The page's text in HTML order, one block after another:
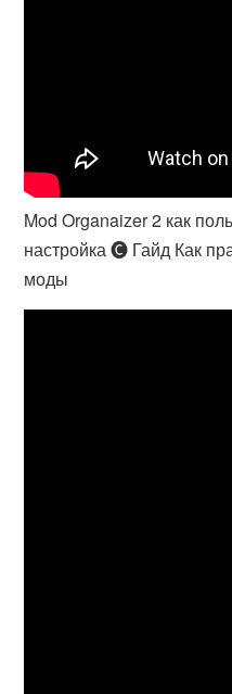
Mod Organaizer 2 как
настройка 🅒 Гайд Как
моды